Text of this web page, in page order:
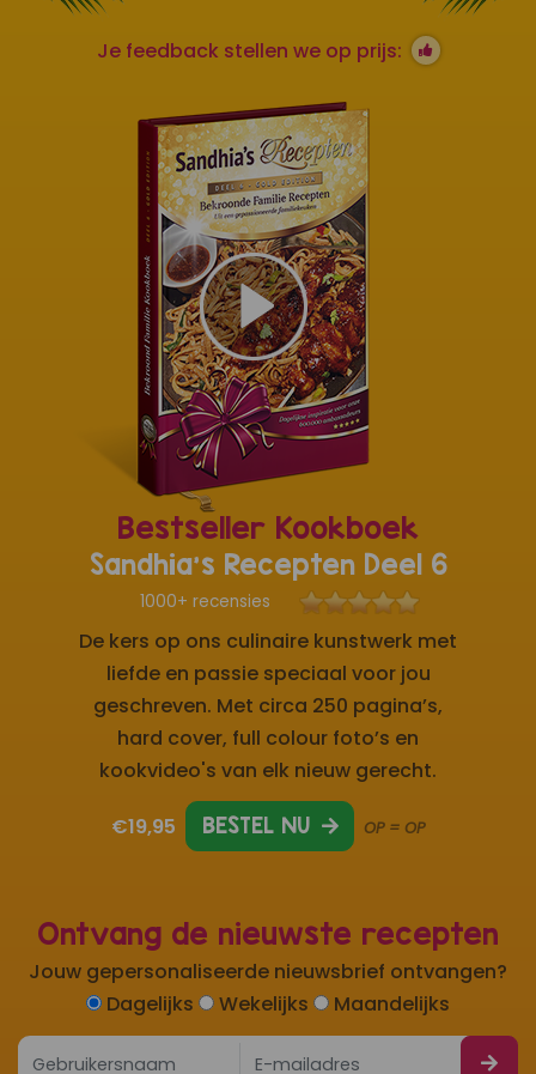
Ontvang de nieuwste recepten
Jouw gepersonaliseerde nieuwsbrief ontvangen?
Dagelijks
Wekelijks Maandelijks
Je feedback stellen we op prijs:
Bestseller Kookboek
Sandhia's Recepten Deel 6
1000+ recensies
De kers op ons culinaire kunstwerk met
liefde en passie speciaal voor jou
geschreven. Met circa 250 pagina’s,
hard cover, full colour foto’s en
kookvideo's van elk nieuw gerecht.
€19,95 BESTEL NU OP = OP